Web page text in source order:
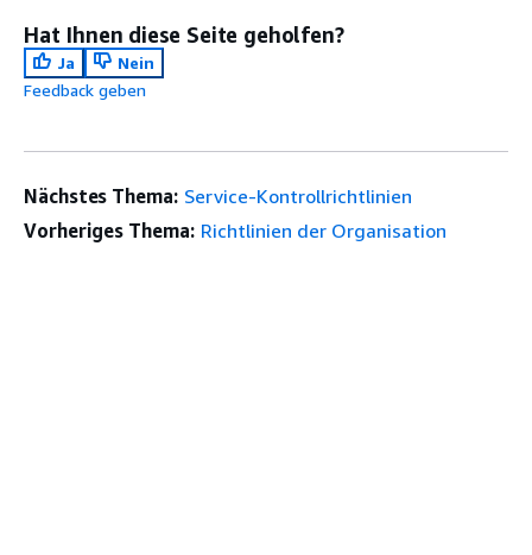
Hat Ihnen diese Seite geholfen?
Ja
Nein
Feedback geben
Nächstes Thema: Service-Kontrollrichtlinien
Vorheriges Thema: Richtlinien der Organisation